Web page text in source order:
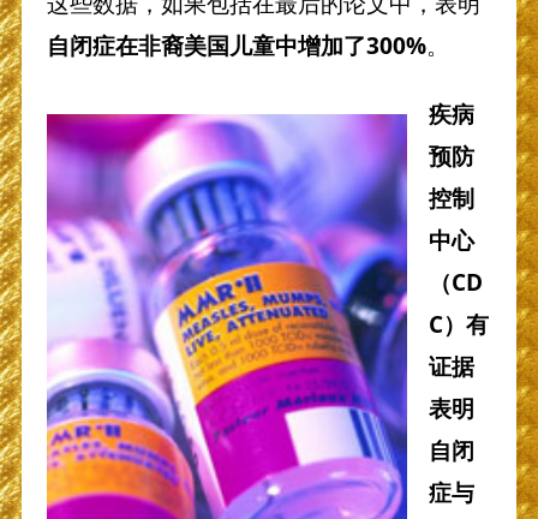
自闭症在非裔美国儿童中增加了300%。
疾病
预防
控制
中心
（CD
C） 有
证据
表明
自闭
症与